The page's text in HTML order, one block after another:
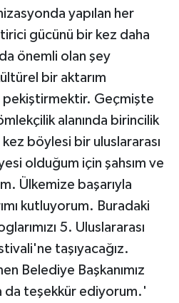
yapılan her
gücünü bir kez daha
önemli olan şey
bir aktarım
pekiştirmektir. Geçmişte
alanında birincilik
böylesi bir uluslararası
olduğum için şahsım ve
Ülkemize başarıyla
kutluyorum. Buradaki
5. Uluslararası
taşıyacağız.
Belediye Başkanımız
da teşekkür ediyorum.'